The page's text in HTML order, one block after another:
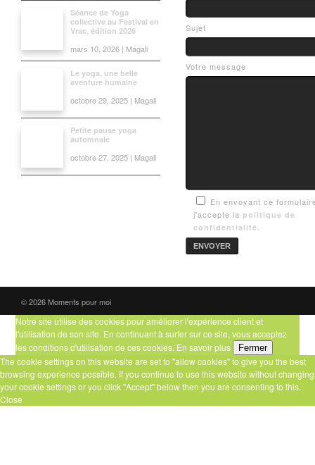
Séance de Yoga
collective au Festival en
Vrac, édition 2026
mars 10, 2026 | Magali
Le yoga, une belle
aventure humaine
octobre 29, 2025 | Magali
Petite pause yoga
automnale
octobre 27, 2025 | Magali
Sujet
Votre message
En envoyant ce
j'accepte la politique de
confidentialité.
© 2026 Moments pour moi
Notre site utilise des cookies pour améliorer l'expérience client et
l'utilisation de son site. En continuant à surfer sur ce site, vous acceptez
les conditions d'utilisation de ces cookies. En savoir plus Fermer
The cookie settings on this website are set to "allow cookies" to give you the best
browsing experience possible. If you continue to use this website without changing
your cookie settings or you click "Accept" below then you are consenting to this.
Close